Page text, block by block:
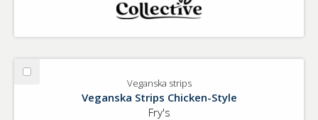
Välj
Veganska strips
Veganska Strips Chicken-Style
Fry's